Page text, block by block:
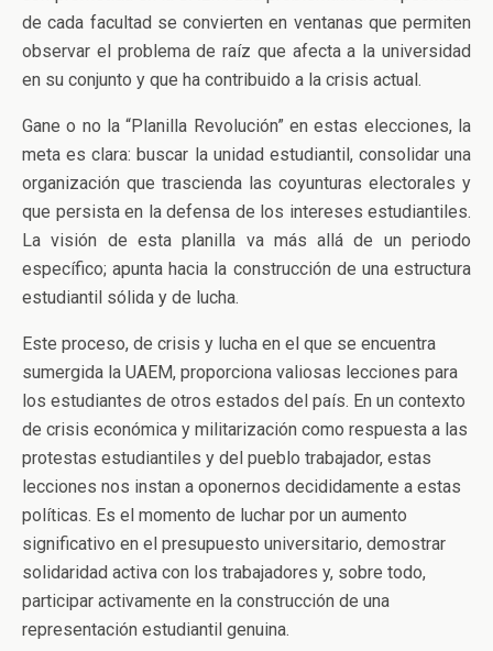
de cada facultad se convierten en ventanas que permiten
observar el problema de raíz que afecta a la universidad
en su conjunto y que ha contribuido a la crisis actual.
Gane o no la “Planilla Revolución” en estas elecciones, la
meta es clara: buscar la unidad estudiantil, consolidar una
organización que trascienda las coyunturas electorales y
que persista en la defensa de los intereses estudiantiles.
La visión de esta planilla va más allá de un periodo
específico; apunta hacia la construcción de una estructura
estudiantil sólida y de lucha.
Este proceso, de crisis y lucha en el que se encuentra
sumergida la UAEM, proporciona valiosas lecciones para
los estudiantes de otros estados del país. En un contexto
de crisis económica y militarización como respuesta a las
protestas estudiantiles y del pueblo trabajador, estas
lecciones nos instan a oponernos decididamente a estas
políticas. Es el momento de luchar por un aumento
significativo en el presupuesto universitario, demostrar
solidaridad activa con los trabajadores y, sobre todo,
participar activamente en la construcción de una
representación estudiantil genuina.